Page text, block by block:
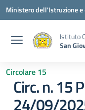
Vai ai contenuti
Vai al menu di navigazione
Vai al footer
Ministero dell'Istruzione
Istituto
San
Circolare 15
Circ. n. 15
24/09/